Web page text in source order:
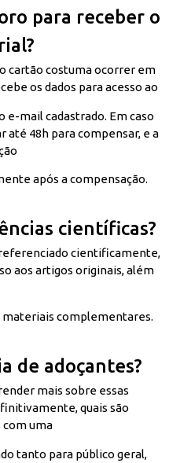
para receber o
cartão costuma ocorrer em
os dados para acesso ao
mail cadastrado. Em caso
até 48h para compensar, e a
após a compensação.
científicas?
cientificamente,
aos artigos originais, além
materiais complementares.
de adoçantes?
mais sobre essas
quais são
uma
tanto para público geral,